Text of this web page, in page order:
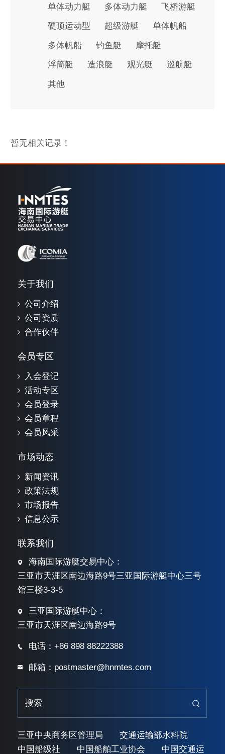
单体动力艇 多体动力艇 飞桥游艇
硬顶运动型 超级游艇 单体帆船
多体帆船 钓鱼艇 摩托艇
浮筒艇 造浪艇 观光艇 巡航艇
其他
暂无相关记录！
关于我们
公司介绍
公司资质
合作伙伴
会员专区
入会登记
活动专区
会员登录
会员章程
会员风采
市场动态
新闻资讯
政策法规
市场报告
信息公示
联系我们
海南国际游艇交易中心：
三亚市天涯区南边海路9号三亚国际游艇中心三号
馆三楼3-3-5
三亚国际游艇中心：
三亚市天涯区南边海路9号
电话：+86 898 88222388
邮箱：postmaster@hnmtes.com
三亚中央商务区管理局
交通运输部水科院
中国船级社
中国船舶工业协会 中国交通运